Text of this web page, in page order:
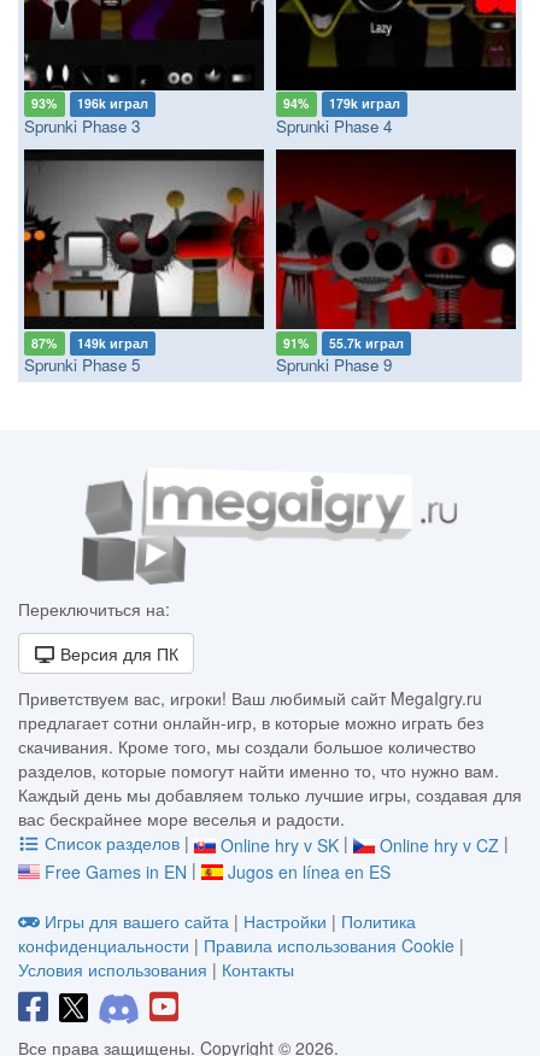
93% 196k играл
Sprunki Phase 3
94% 179k играл
Sprunki Phase 4
87% 149k играл
Sprunki Phase 5
91% 55.7k играл
Sprunki Phase 9
Переключиться на:
Версия для ПК
Приветствуем вас, игроки! Ваш любимый сайт MegaIgry.ru
предлагает сотни онлайн-игр, в которые можно играть без
скачивания. Кроме того, мы создали большое количество
разделов, которые помогут найти именно то, что нужно вам.
Каждый день мы добавляем только лучшие игры, создавая для
вас бескрайнее море веселья и радости.
Список разделов | Online hry v SK | Online hry v CZ |
Free Games in EN |
Jugos en línea en ES
Игры для вашего сайта | Настройки | Политика
конфиденциальности | Правила использования Cookie |
Условия использования | Контакты
Все права защищены. Copyright © 2026.